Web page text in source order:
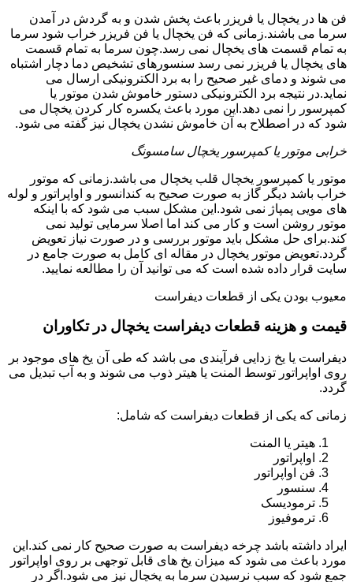
فن ها در یخچال یا فریزر باعث پخش شدن و به گردش در آمدن
سرما می باشند.زمانی که فن یخچال یا فن فریزر خراب شود سرما
به تمام قسمت های یخچال نمی رسد.چون سرما به تمام قسمت
های یخچال یا فریزر نمی رسد سنسورهای تشخیص دما دچار اشتباه
می شوند و دمای غیر صحیح را به برد الکترونیکی ارسال می
نماید.در نتیجه برد الکترونیکی دستور خاموش شدن موتور یا
کمپرسور را نمی دهد.این مورد باعث یکسره کار کردن یخچال می
شود که در اصطلاح به آن خاموش نشدن یخچال نیز گفته می شود.
خرابی موتور یا کمپرسور یخچال سامسونگ
موتور یا کمپرسور یخچال قلب یخچال می باشد.زمانی که موتور
خراب باشد دیگر گاز به صورت صحیح به کندانسور و اواپراتور و لوله
های مویی پمپاژ نمی شود.این مشکل سبب می شود که با اینکه
موتور روشن است و کار می کند اما اصلا سرمایی تولید نمی
کند.برای حل مشکل باید موتور بررسی و در صورت نیاز تعویض
گردد.تعویض موتور یخچال در مقاله ای کامل به صورت جامع در
سایت قرار داده شده است که می توانید آن را مطالعه نمایید.
معیوب بودن یکی از قطعات دیفراست
قیمت و هزینه قطعات دیفراست یخچال در تکاوران
دیفراست یا یخ زدایی فرآیندی می باشد که طی آن یخ های موجود بر
روی اواپراتور توسط المنت یا هیتر ذوب می شوند و به آب تبدیل می
گردد.
زمانی که یکی از قطعات دیفراست که شامل:
هیتر یا المنت
اواپراتور
فن اواپراتور
سنسور
ترمودیسک
ترموفیوز
ایراد داشته باشد چرخه دیفراست به صورت صحیح کار نمی کند.این
مورد باعث می شود که میزان یخ های قابل توجهی بر روی اواپراتور
جمع شود که سبب نرسیدن سرما به یخچال نیز می شود.اگر در